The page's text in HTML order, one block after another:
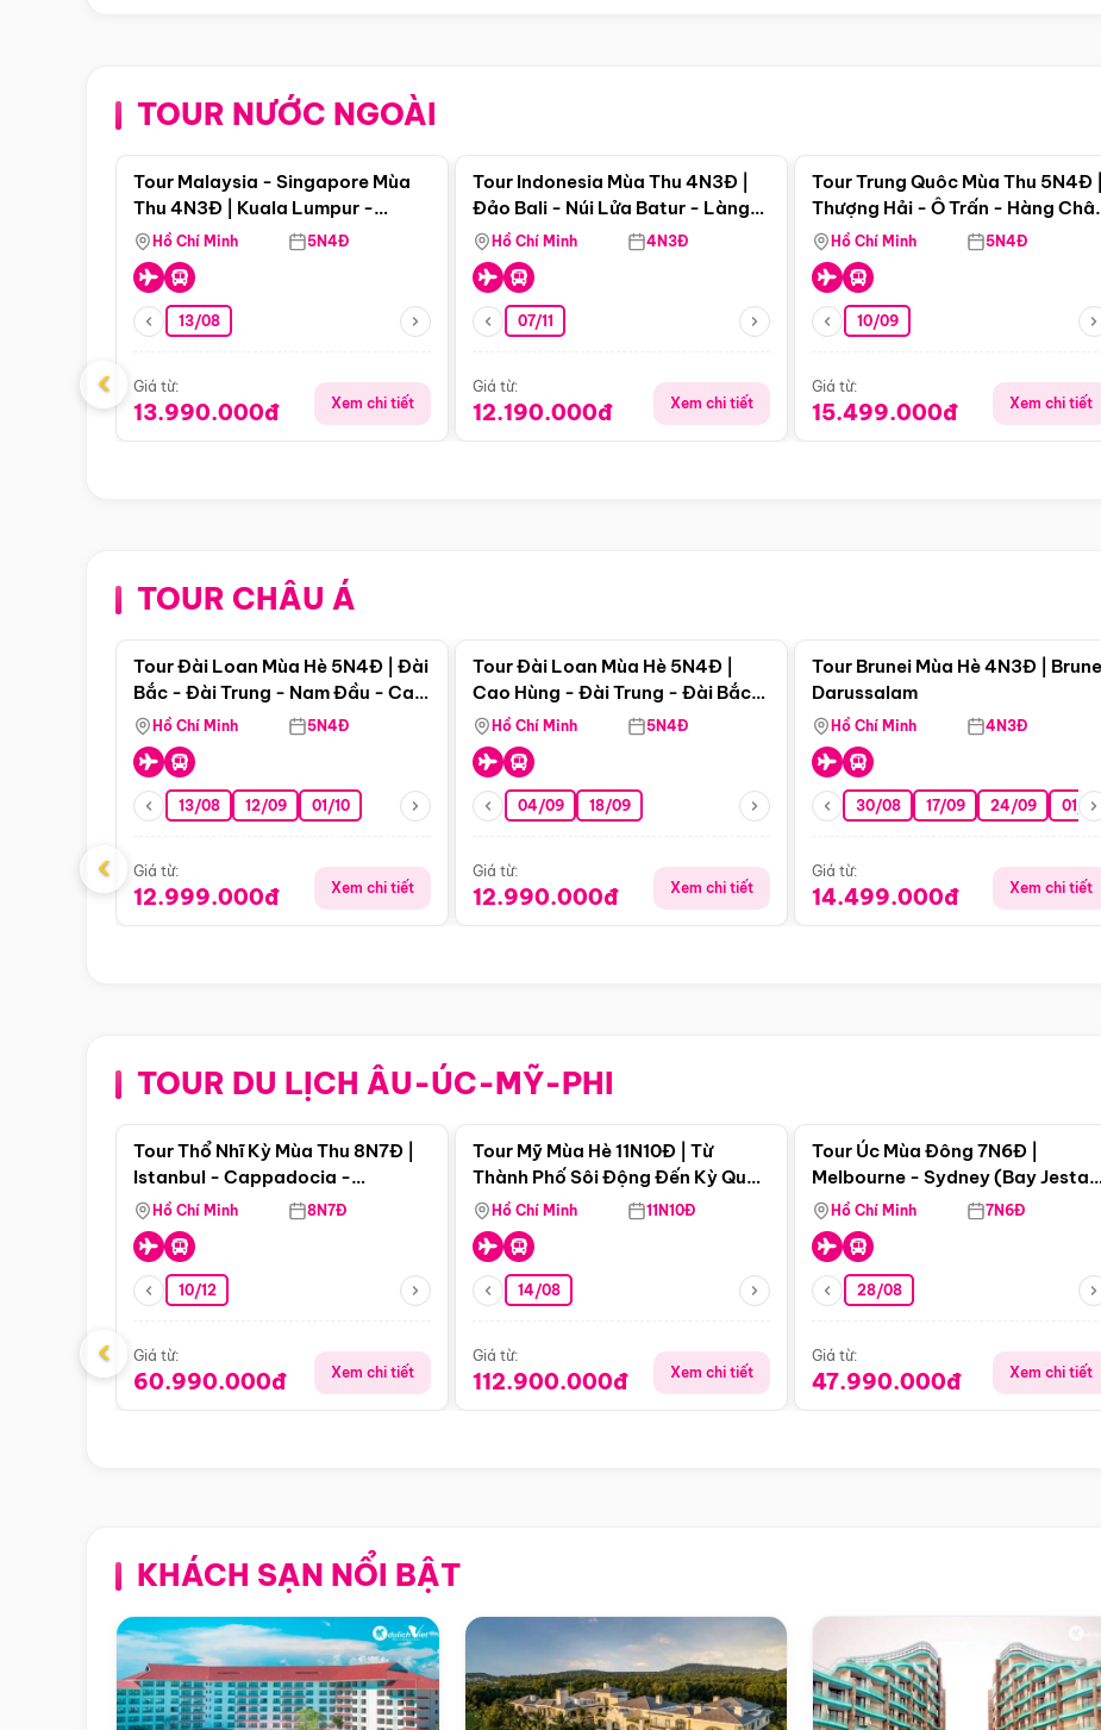
TOUR NƯỚC NGOÀI
Điểm nổi bật
Tour Malaysia - Singapore Mùa
Thu 4N3Đ | Kuala Lumpur -
Malacca - Johor Baru -
Singapore
Hồ Chí Minh 5N4Đ
13/08
Giá từ:
13.990.000đ Xem chi tiết
Tour Indonesia Mùa Thu 4N3Đ |
Đảo Bali - Núi Lửa Batur - Làng
Penglipuran
Hồ Chí Minh 4N3Đ
07/11
Giá từ:
12.190.000đ Xem chi tiết
Tour Trung Quôc Mùa Thu 5N4Đ |
Thượng Hải - Ô Trấn - Hàng
(Tour Không Shopping)
Hồ Chí Minh 5N4Đ
10/09
Giá từ:
15.499.000đ Xem chi tiết
‹
TOUR CHÂU ÁĐiểm nổi bật
Tour Đài Loan Mùa Hè 5N4Đ | Đài
Bắc - Đài Trung - Nam Đầu - Cao
Hùng ( Bay Vn)
Hồ Chí Minh 5N4Đ
13/08 12/09 01/10
Giá từ:
12.999.000đ Xem chi tiết
Tour Đài Loan Mùa Hè 5N4Đ |
Cao Hùng - Đài Trung - Đài Bắc
(Bay Vj)
Hồ Chí Minh 5N4Đ
04/09 18/09
Giá từ:
12.990.000đ Xem chi tiết
Tour Brunei Mùa Hè 4N3Đ |
Darussalam
Hồ Chí Minh 4N3Đ
30/08 17/09 24/09 01/10
Giá từ:
14.499.000đ Xem chi tiết
‹
TOUR DU LỊCH ÂU-ÚC-MỸ-PHI
Điểm nổi bật
Tour Thổ Nhĩ Kỳ Mùa Thu 8N7Đ |
Istanbul - Cappadocia -
Pamukkale
Hồ Chí Minh 8N7Đ
10/12
Giá từ:
60.990.000đ Xem chi tiết
Tour Mỹ Mùa Hè 11N10Đ | Từ
Thành Phố Sôi Động Đến Kỳ Quan
Thiên Nhiên Mỹ
Hồ Chí Minh 11N10Đ
14/08
Giá từ:
112.900.000đ Xem chi tiết
Tour Úc Mùa Đông 7N6Đ |
Melbourne - Sydney (Bay Jestar
Airways)
Hồ Chí Minh 7N6Đ
28/08
Giá từ:
47.990.000đ Xem chi tiết
‹
KHÁCH SẠN NỔI BẬT